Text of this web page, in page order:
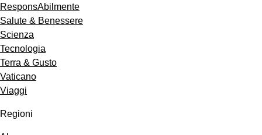
ResponsAbilmente
Salute & Benessere
Scienza
Tecnologia
Terra & Gusto
Vaticano
Viaggi
Regioni